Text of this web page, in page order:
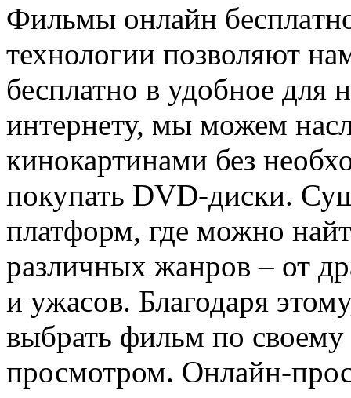
Фильмы oнлaйн
технологии позволяют
бесплатно в удобное для
интернету, мы можем
кинокартинами без
покупать DVD-диски.
платформ, где можно
различных жанров – от
и ужасов. Благодаря
выбрать фильм по своему
просмотром. Онлайн-